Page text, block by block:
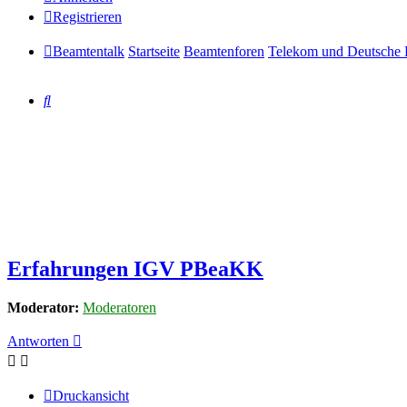
Registrieren
Beamtentalk Startseite Beamtenforen Telekom und Deutsche
Suche
Erfahrungen IGV PBeaKK
Moderator: Moderatoren
Antworten
Druckansicht